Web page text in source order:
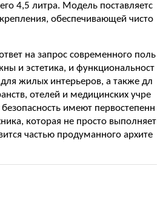
4,5 литра. Модель поставляетс
обеспечивающей чисто
на запрос современного поль
и эстетика, и функциональност
жилых интерьеров, а также дл
отелей и медицинских учре
имеют первостепенн
которая не просто выполняет
частью продуманного архите